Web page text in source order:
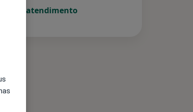
um atendimento